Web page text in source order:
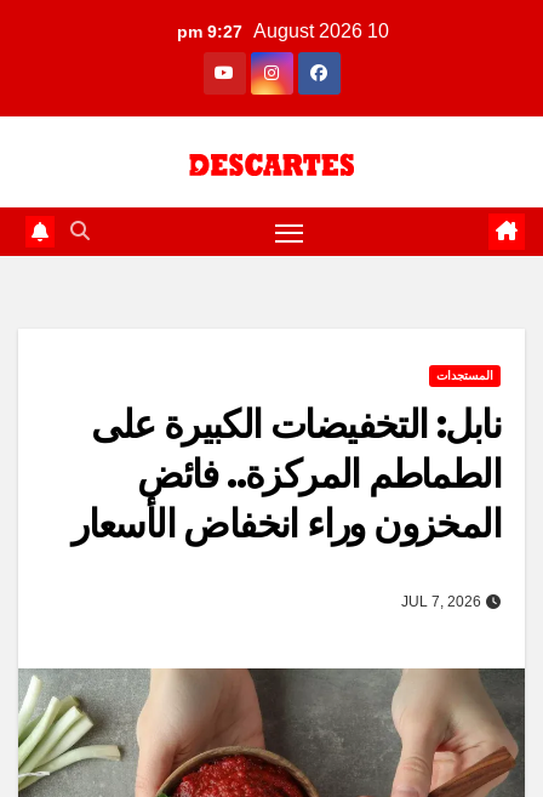
10 August 2026
9:27 pm
المستجدات
نابل: التخفيضات الكبيرة على
الطماطم المركزة.. فائض
المخزون وراء انخفاض الأسعار
JUL 7, 2026